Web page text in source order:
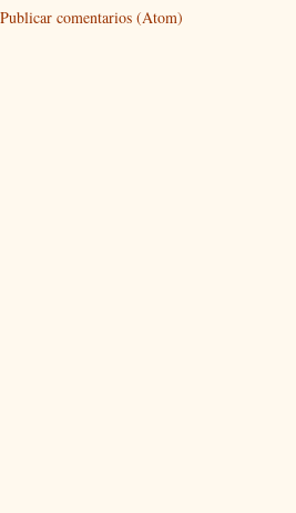
Publicar comentarios (Atom)